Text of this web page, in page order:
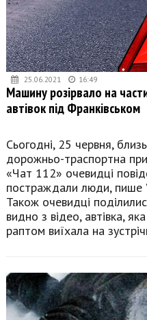
25.06.2021 16:49
Машину розірвало на
автівок під Франківськом
Сьогодні, 25 червня,
дорожньо-траспортна
«Чат 112» очевидці
постраждали люди, пише
Також очевидці
видно з відео, автівка,
раптом виїхала на